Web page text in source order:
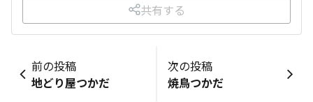
共有する
前の投稿
地どり屋つかだ
次の投稿
焼鳥つかだ